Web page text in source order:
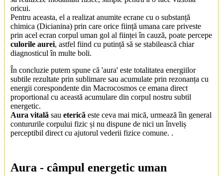
oricui.
Pentru aceasta, el a realizat anumite ecrane cu o substanță
chimica (Dicianina) prin care orice ființă umana care priveste
prin acel ecran corpul uman gol al ființei în cauză, poate percepe
culorile aurei, astfel fiind cu putință să se stabilească chiar
diagnosticul în multe boli.
În concluzie putem spune că 'aura' este totalitatea energiilor
subtile rezultate prin sublimare sau acumulate prin rezonanța cu
energii corespondente din Macrocosmos ce emana direct
proportional cu această acumulare din corpul nostru subtil
energetic.
Aura vitală sau eterică este ceva mai mică, urmează îin general
contururile corpului fizic și nu dispune de nici un înveliș
perceptibil direct cu ajutorul vederii fizice comune. .
Aura - câmpul energetic uman